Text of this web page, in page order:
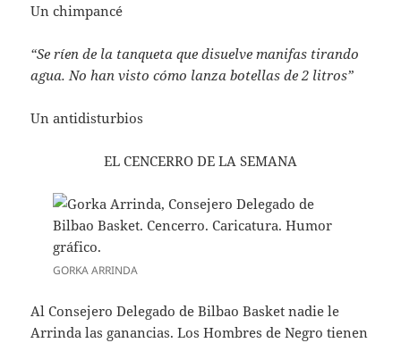
Un chimpancé
“Se ríen de la tanqueta que disuelve manifas tirando
agua. No han visto cómo lanza botellas de 2 litros”
Un antidisturbios
EL CENCERRO DE LA SEMANA
GORKA ARRINDA
Al Consejero Delegado de Bilbao Basket nadie le
Arrinda las ganancias. Los Hombres de Negro tienen